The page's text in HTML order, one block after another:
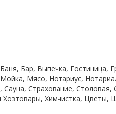
Бар, Выпечка, Гостиница,
Мясо, Нотариус,
Страхование, Столовая,
Хозтовары, Химчистка, Цветы,